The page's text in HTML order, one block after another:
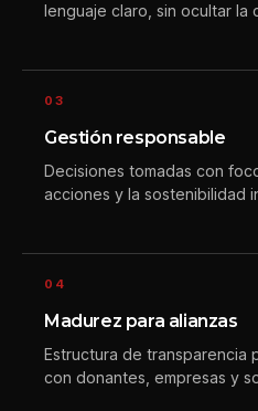
lenguaje claro, sin ocultar la
03
Gestión responsable
Decisiones tomadas con
acciones y la sostenibilidad
04
Madurez para alianzas
Estructura de transparencia
con donantes, empresas y